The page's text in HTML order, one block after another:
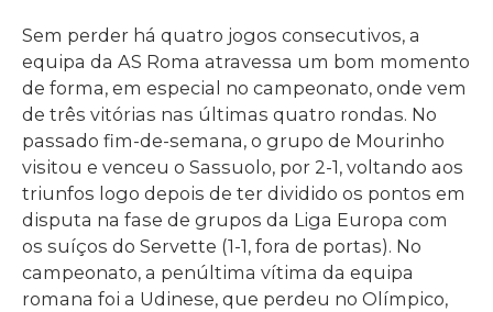
Sem perder há quatro jogos consecutivos, a
equipa da AS Roma atravessa um bom momento
de forma, em especial no campeonato, onde vem
de três vitórias nas últimas quatro rondas. No
passado fim-de-semana, o grupo de Mourinho
visitou e venceu o Sassuolo, por 2-1, voltando aos
triunfos logo depois de ter dividido os pontos em
disputa na fase de grupos da Liga Europa com
os suíços do Servette (1-1, fora de portas). No
campeonato, a penúltima vítima da equipa
romana foi a Udinese, que perdeu no Olímpico,